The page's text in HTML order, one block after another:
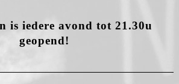
is iedere avond tot 21.30u
geopend!